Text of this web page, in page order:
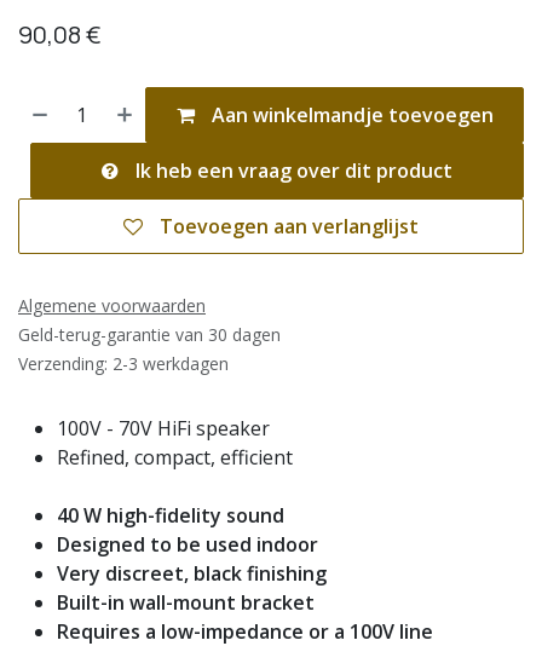
90,08€
Aan winkelmandje toevoegen
Ik heb een vraag over dit product
Toevoegen aan verlanglijst
Algemene voorwaarden
Geld-terug-garantie van 30 dagen
Verzending: 2-3 werkdagen
100V - 70V HiFi speaker
Refined, compact, efficient
40 W high-fidelity sound
Designed to be used indoor
Very discreet, black finishing
Built-in wall-mount bracket
Requires a low-impedance or a 100V line